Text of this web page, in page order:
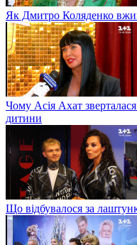
Як Дмитро Коляденко
Чому Асія Ахат
дитини
Що відбувалося за